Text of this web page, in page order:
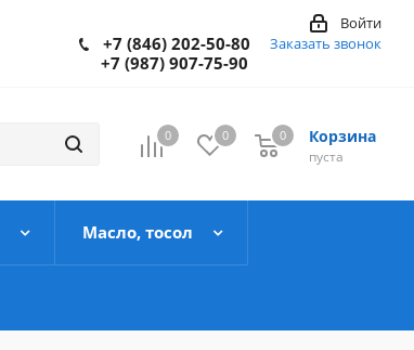
Войти
+7 (846) 202-50-80
+7 (987) 907-75-90
Заказать звонок
0 0 Корзина
пуста
0
Масло, тосол